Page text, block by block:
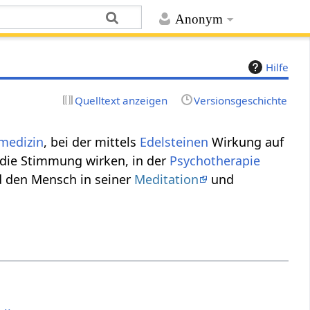
Anonym
Hilfe
Quelltext anzeigen Versionsgeschichte
, bei der mittels Edelsteinen Wirkung auf
Stimmung wirken, in der Psychotherapie
Mensch in seiner Meditation
und